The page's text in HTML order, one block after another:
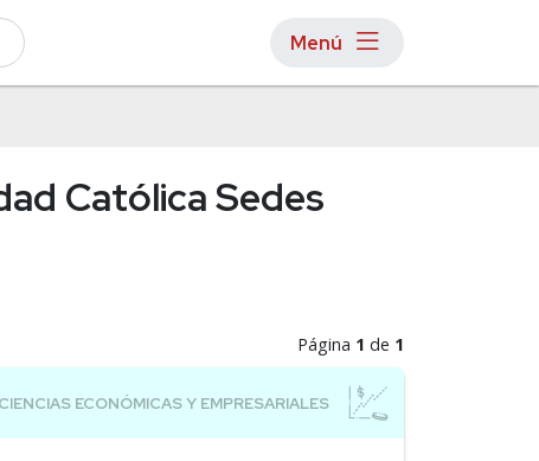
Menú
Católica Sedes
Página 1 de 1